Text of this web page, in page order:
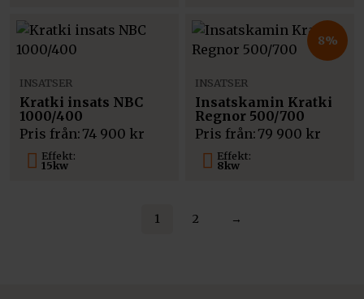
Effekt:
15kw
INSATSER
Kratki insats NBC
1000/400
Pris från: 74 900 kr
8%
Effekt:
8kw
INSATSER
Insatskamin Kratki
Regnor 500/700
Pris från: 79 900 kr
1 2 →